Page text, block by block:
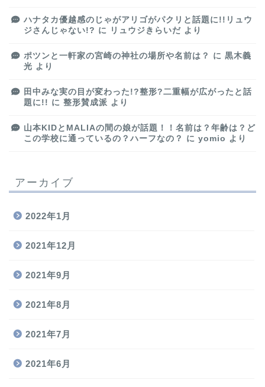
ハナタカ優越感のじゃがアリゴがパクリと話題に!!リュウ
ジさんじゃない!? に リュウジきらいだ より
ポツンと一軒家の宮崎の神社の場所や名前は？ に 黒木義
光 より
田中みな実の目が変わった!?整形?二重幅が広がったと話
題に!! に 整形賛成派 より
山本KIDとMALIAの間の娘が話題！！名前は？年齢は？ど
この学校に通っているの？ハーフなの？
に yomio より
アーカイブ
2022年1月
2021年12月
2021年9月
2021年8月
2021年7月
2021年6月